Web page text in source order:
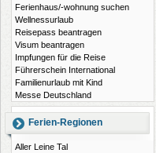
Ferienhaus/-wohnung suchen
Wellnessurlaub
Reisepass beantragen
Visum beantragen
Impfungen für die Reise
Führerschein International
Familienurlaub mit Kind
Messe Deutschland
Ferien-Regionen
Aller Leine Tal